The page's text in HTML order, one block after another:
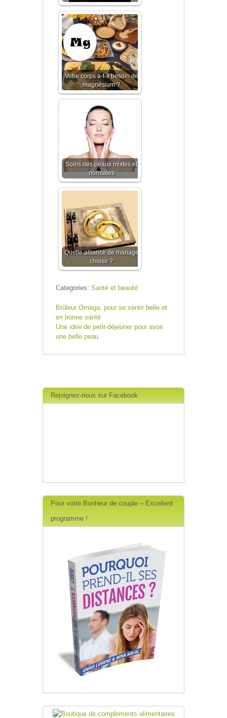
Votre corps a-t-il besoin de
magnésium ?
Soins des peaux mixtes et
normales
Quelle alliance de mariage
choisir ?
Categories: Santé et beauté
Brûleur Oméga, pour se sentir belle et
en bonne santé
Une idée de petit-déjeuner pour avoir
une belle peau
Rejoignez-nous sur Facebook
Pour votre Bonheur de couple – Excellent
programme !